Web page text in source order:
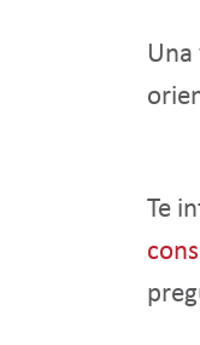
Una
Te